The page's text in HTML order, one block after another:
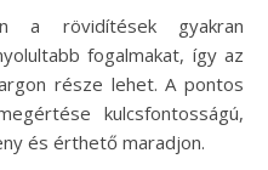
a rövidítések gyakran
fogalmakat, így az
része lehet. A pontos
kulcsfontosságú,
és érthető maradjon.